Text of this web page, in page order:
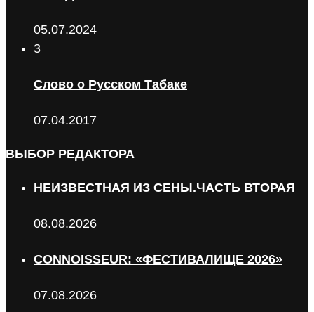
05.07.2024
3
Слово о Русском Табаке
07.04.2017
ВЫБОР РЕДАКТОРА
НЕИЗВЕСТНАЯ ИЗ СЕНЫ.ЧАСТЬ ВТОРАЯ
08.08.2026
CONNOISSEUR: «ФЕСТИВАЛИЩЕ 2026»
07.08.2026